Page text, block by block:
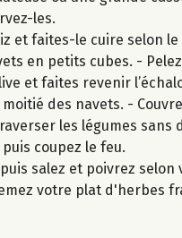
les.
et faites-le cuire selon
en petits cubes. -
et faites revenir
des navets. -
les légumes
coupez le feu.
puis salez et poivrez
votre plat d'herbes